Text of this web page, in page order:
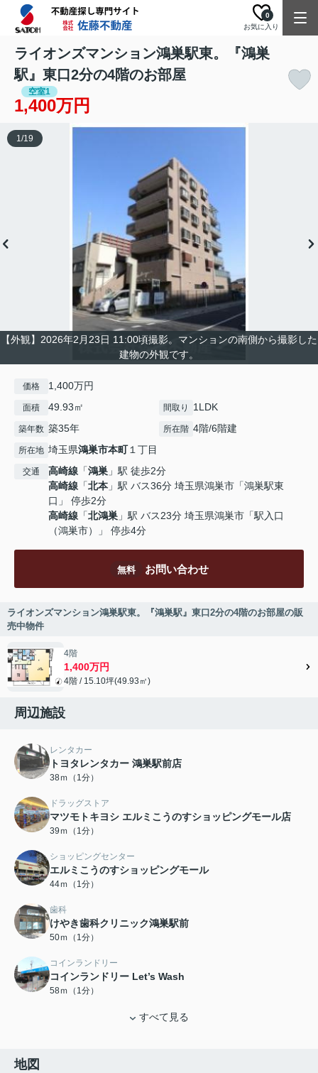
お気に入り
0
ライオンズマンション鴻巣駅東。『鴻巣
駅』東口2分の4階のお部屋
空室1
1,400万円
【外観】2026年2月23日 11:00頃撮影。マンションの南側から撮影した
建物の外観です。
1/19
価格 1,400万円
面積 49.93㎡ 間取り 1LDK
築年数 築35年 所在階 4階/6階建
所在地 埼玉県鴻巣市本町１丁目
交通 高崎線 「鴻巣 」駅 徒歩2分
高崎線 「北本 」駅 バス36分 埼玉県鴻巣市「鴻巣駅東
口」 停歩2分
高崎線 「北鴻巣 」駅 バス23分 埼玉県鴻巣市「駅入口
（鴻巣市）」 停歩4分
無料 お問い合わせ
ライオンズマンション鴻巣駅東。『鴻巣駅』東口2分の4階のお部屋の販
売中物件
4階
1,400万円
4階 / 15.10坪(49.93㎡)
周辺施設
レンタカー
トヨタレンタカー 鴻巣駅前店
38ｍ（1分）
ドラッグストア
マツモトキヨシ エルミこうのすショッピングモール店
39ｍ（1分）
ショッピングセンター
エルミこうのすショッピングモール
44ｍ（1分）
歯科
けやき歯科クリニック鴻巣駅前
50ｍ（1分）
コインランドリー
コインランドリー Let’s Wash
58ｍ（1分）
すべて見る
地図